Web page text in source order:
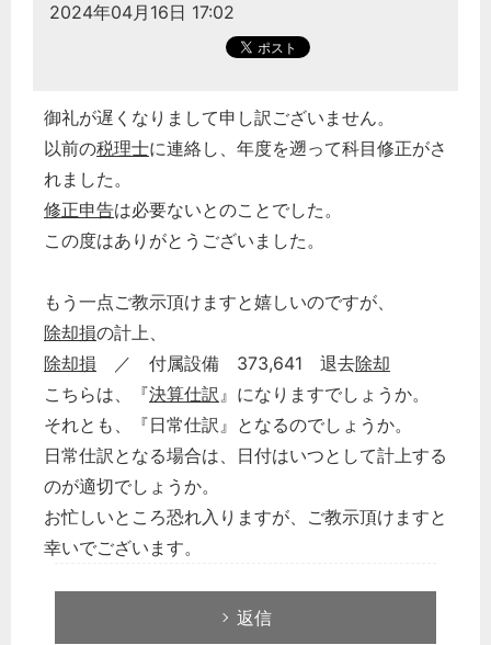
2024年04月16日 17:02
御礼が遅くなりまして申し訳ございません。
以前の税理士に連絡し、年度を遡って科目修正がさ
れました。
修正申告は必要ないとのことでした。
この度はありがとうございました。
もう一点ご教示頂けますと嬉しいのですが、
除却損の計上、
除却損 ／ 付属設備 373,641 退去除却
こちらは、『決算仕訳 』になりますでしょうか。
それとも、『日常仕訳』となるのでしょうか。
日常仕訳となる場合は、日付はいつとして計上する
のが適切でしょうか。
お忙しいところ恐れ入りますが、ご教示頂けますと
幸いでございます。
返信